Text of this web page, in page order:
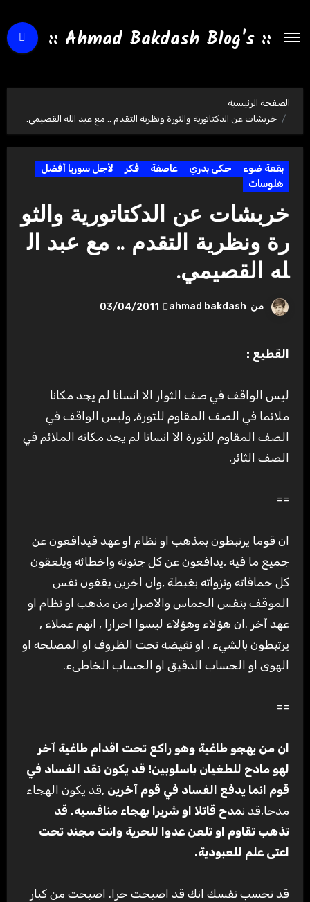
:: Ahmad Bakdash Blog's ::
الصفحة الرئيسية
خربشات عن الدكتاتورية والثورة ونظرية التقدم .. مع عبد الله القصيمي.
بقعة ضوء حكى بدري عاصفة فكر
لأجل سوريا أفضل
هلوسات
خربشات عن الدكتاتورية والثو
رة ونظرية التقدم .. مع عبد ال
له القصيمي.
من ahmad bakdash
03/04/2011
القطيع :
ليس الواقف في صف الثوار الا انسانا لم يجد مكانا
ملائما في الصف المقاوم للثورة, وليس الواقف في
الصف المقاوم للثورة الا انسانا لم يجد مكانه الملائم في
الصف الثائر,
==
ان قوما يرتبطون بمذهب او نظام او عهد فيدافعون عن
جميع ما فيه ,يدافعون عن كل جنونه واخطائه ويلعقون
كل حمافاته ونزواته بغبطة ,وان اخرين يقفون نفس
الموقف بنفس الحماس والاصرار من مذهب او نظام او
عهد آخر .ان هؤلاء وهؤلاء ليسوا احرارا , انهم عملاء ,
يرتبطون بالشيء , او نقيضه تحت الظروف او المصلحه او
الهوى او الحساب الدقيق او الحساب الخاطىء.
==
ان من يهجو طاغية وهو راكع تحت اقدام طاغية آخر
لهو مادح للطغيان باسلوبين! قد يكون نقد الفساد في
قوم انما يدفع الفساد في قوم آخرين ,قد يكون الهجاء
مدحا,قد نمدح قاتلا او شريرا بهجاء منافسيه. قد
تذهب تقاوم او تلعن عدوا للحرية وانت مجند تحت
اعتى علم للعبودية.
قد تحسب نفسك انك قد اصبحت حرا. اصبحت من كبار